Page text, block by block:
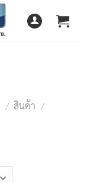
/ สินค้า /